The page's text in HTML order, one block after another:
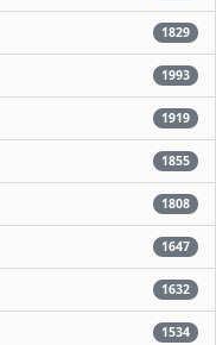
1829
1993
1919
1855
1808
1647
1632
1534